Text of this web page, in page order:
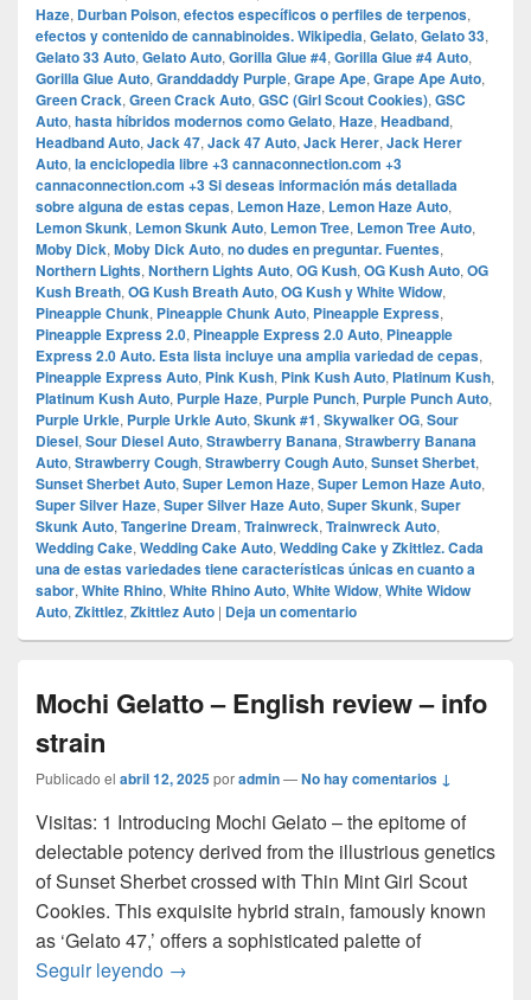
Haze, Durban Poison, efectos específicos o perfiles de terpenos,
efectos y contenido de cannabinoides.​ Wikipedia, Gelato, Gelato 33,
Gelato 33 Auto, Gelato Auto, Gorilla Glue #4, Gorilla Glue #4 Auto,
Gorilla Glue Auto, Granddaddy Purple, Grape Ape, Grape Ape Auto,
Green Crack, Green Crack Auto, GSC (Girl Scout Cookies), GSC
Auto, hasta híbridos modernos como Gelato, Haze, Headband,
Headband Auto, Jack 47, Jack 47 Auto, Jack Herer, Jack Herer
Auto, la enciclopedia libre +3 cannaconnection.com +3
cannaconnection.com +3 Si deseas información más detallada
sobre alguna de estas cepas, Lemon Haze, Lemon Haze Auto,
Lemon Skunk, Lemon Skunk Auto, Lemon Tree, Lemon Tree Auto,
Moby Dick, Moby Dick Auto, no dudes en preguntar.​ Fuentes,
Northern Lights, Northern Lights Auto, OG Kush, OG Kush Auto, OG
Kush Breath, OG Kush Breath Auto, OG Kush y White Widow,
Pineapple Chunk, Pineapple Chunk Auto, Pineapple Express,
Pineapple Express 2.0, Pineapple Express 2.0 Auto, Pineapple
Express 2.0 Auto.​ Esta lista incluye una amplia variedad de cepas,
Pineapple Express Auto, Pink Kush, Pink Kush Auto, Platinum Kush,
Platinum Kush Auto, Purple Haze, Purple Punch, Purple Punch Auto,
Purple Urkle, Purple Urkle Auto, Skunk #1, Skywalker OG, Sour
Diesel, Sour Diesel Auto, Strawberry Banana, Strawberry Banana
Auto, Strawberry Cough, Strawberry Cough Auto, Sunset Sherbet,
Sunset Sherbet Auto, Super Lemon Haze, Super Lemon Haze Auto,
Super Silver Haze, Super Silver Haze Auto, Super Skunk, Super
Skunk Auto, Tangerine Dream, Trainwreck, Trainwreck Auto,
Wedding Cake, Wedding Cake Auto, Wedding Cake y Zkittlez. Cada
una de estas variedades tiene características únicas en cuanto a
sabor, White Rhino, White Rhino Auto, White Widow, White Widow
Auto, Zkittlez, Zkittlez Auto | Deja un comentario
Mochi Gelatto – English review – info
strain
Publicado el abril 12, 2025poradmin—No hay comentarios ↓
Visitas: 1 Introducing Mochi Gelato – the epitome of
delectable potency derived from the illustrious genetics
of Sunset Sherbet crossed with Thin Mint Girl Scout
Cookies. This exquisite hybrid strain, famously known
as ‘Gelato 47,’ offers a sophisticated palette of
Seguir leyendo Mochi Gelatto – English review – info strain
→